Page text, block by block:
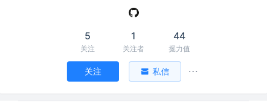
5
关注
1
关注者
44
掘力值
关注 私信